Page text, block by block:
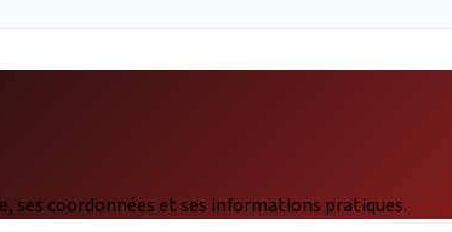
ses coordonnées et ses informations pratiques.